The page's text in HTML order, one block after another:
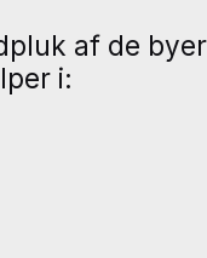
af de
i: